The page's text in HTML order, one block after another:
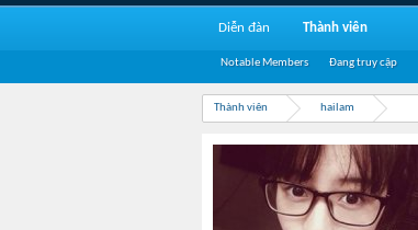
Thành viên hailam
Diễn đàn Thành viên
Notable Members Đang truy cập